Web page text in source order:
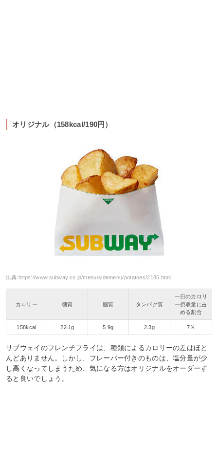
オリジナル（158kcal/190円）
出典:https://www.subway.co.jp/menu/sidemenu/potatoes/2185.html
カロリー 糖質 脂質 タンパク質
一日のカロリ
ー摂取量に占
める割合
158kcal 22.1g 5.9g 2.3g 7％
サブウェイのフレンチフライは、種類によるカロリーの差はほと
んどありません。しかし、フレーバー付きのものは、塩分量が少
し高くなってしまうため、気になる方はオリジナルをオーダーす
ると良いでしょう。